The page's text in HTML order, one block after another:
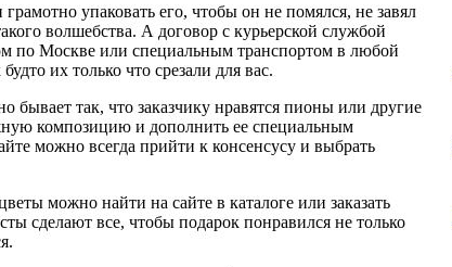
упаковать его, чтобы он не помялся, не завял
волшебства. А договор с курьерской службой
по Москве или специальным транспортом в любой
их только что срезали для вас.
бывает так, что заказчику нравятся пионы или другие
композицию и дополнить ее специальным
можно всегда прийти к консенсусу и выбрать
можно найти на сайте в каталоге или заказать
сделают все, чтобы подарок понравился не только